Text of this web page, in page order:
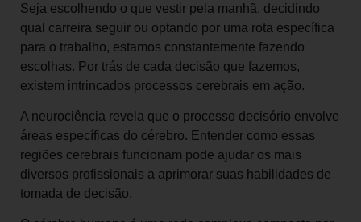
Seja escolhendo o que vestir pela manhã, decidindo
qual carreira seguir ou optando por uma rota específica
para o trabalho, estamos constantemente fazendo
escolhas. Por trás de cada decisão que fazemos,
existem intrincados processos cerebrais em ação.
A neurociência revela que o processo decisório envolve
áreas específicas do cérebro. Entender como essas
regiões cerebrais funcionam pode ajudar os mais
diversos profissionais a aprimorar suas habilidades de
tomada de decisão.